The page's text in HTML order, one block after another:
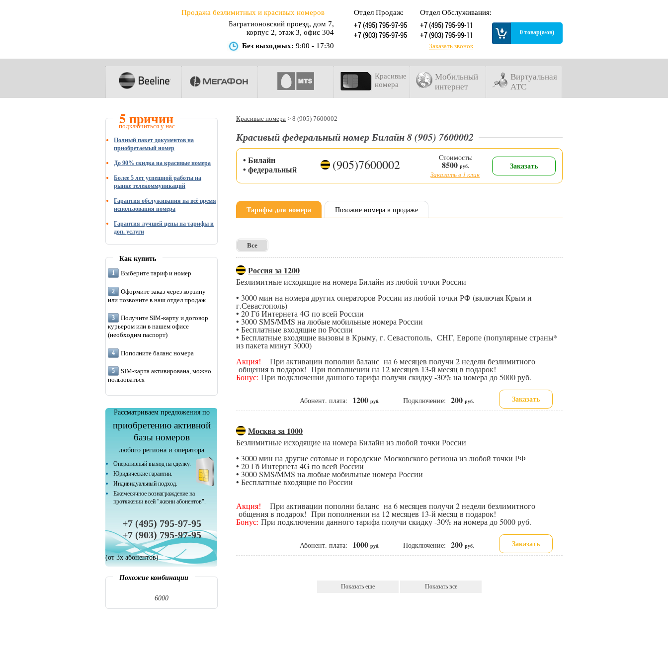
Продажа безлимитных и красивых номеров
Багратионовский проезд, дом 7,
корпус 2, этаж 3, офис 304
Без выходных: 9:00 - 17:30
Отдел Продаж:
+7 (495) 795-97-95
+7 (903) 795-97-95
Отдел Обслуживания:
+7 (495) 795-99-11
+7 (903) 795-99-11
Заказать звонок
0 товар(а/ов)
Красивые
номера
Мобильный
интернет
Виртуальная
АТС
5 причин
подключиться у нас
Полный пакет документов на
приобретаемый номер
До 90% скидка на красивые номера
Более 5 лет успешной работы на
рынке телекоммуникаций
Гарантия обслуживания на всё время
использования номера
Гарантия лучшей цены на тарифы и
доп. услуги
Как купить
Выберите тариф и номер
Оформите заказ через корзину
или позвоните в наш отдел продаж
Получите SIM-карту и договор
курьером или в нашем офисе
(необходим паспорт)
Пополните баланс номера
SIM-карта активирована, можно
пользоваться
Рассматриваем предложения по
приобретению активной
базы номеров
любого региона и оператора
Оперативный выход на сделку.
Юридические гарантии.
Индивидуальный подход.
Ежемесячное вознаграждение на
протяжении всей "жизни абонентов".
+7 (495) 795-97-95
+7 (903) 795-97-95
(от 3х абонентов)
Похожие комбинации
6000
Красивые номера > 8 (905) 7600002
Красивый федеральный номер Билайн 8 (905) 7600002
• Билайн
• федеральный
(905)7600002 Стоимость:
8500 руб.
Заказать в 1 клик
Заказать
Тарифы для номера Похожие номера в продаже
Все
Россия за 1200
Безлимитные исходящие на номера Билайн из любой точки России
• 3000 мин на номера других операторов России из любой точки РФ (включая Крым и
г.Севастополь)
• 20 Гб Интернета 4G по всей России
• 3000 SMS/MMS на любые мобильные номера России
• Бесплатные входящие по России
• Бесплатные входящие вызовы в Крыму, г. Севастополь, СНГ, Европе (популярные страны*
из пакета минут 3000)
Акция! При активации пополни баланс на 6 месяцев получи 2 недели безлимитного
общения в подарок! При пополнении на 12 месяцев 13-й месяц в подарок!
Бонус: При подключении данного тарифа получи скидку -30% на номера до 5000 руб.
Абонент. плата: 1200 руб. Подключение: 200 руб. Заказать
Москва за 1000
Безлимитные исходящие на номера Билайн из любой точки России
• 3000 мин на другие сотовые и городские Московского региона из любой точки РФ
• 20 Гб Интернета 4G по всей России
• 3000 SMS/MMS на любые мобильные номера России
• Бесплатные входящие по России
Акция! При активации пополни баланс на 6 месяцев получи 2 недели безлимитного
общения в подарок! При пополнении на 12 месяцев 13-й месяц в подарок!
Бонус: При подключении данного тарифа получи скидку -30% на номера до 5000 руб.
Абонент. плата: 1000 руб. Подключение: 200 руб. Заказать
Показать еще Показать все